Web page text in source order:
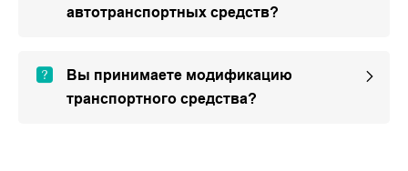
автотранспортных средств?
Вы принимаете модификацию
транспортного средства?